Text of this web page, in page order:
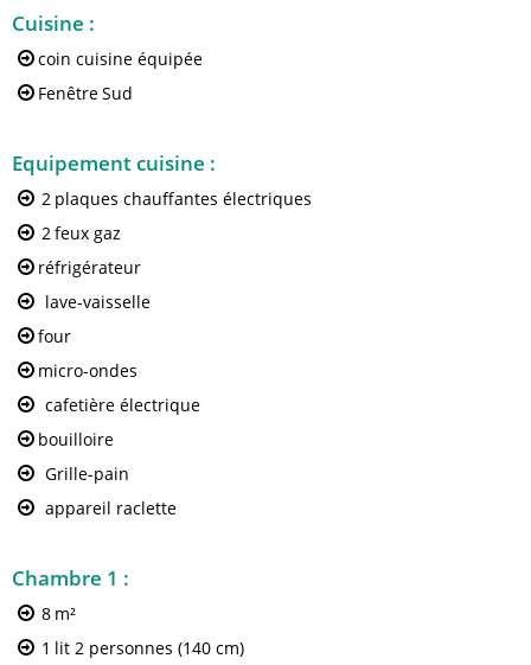
Cuisine :
coin cuisine équipée
FenêtreSud
Equipement cuisine :
2 plaques chauffantes électriques
2 feux gaz
réfrigérateur
lave-vaisselle
four
micro-ondes
cafetière électrique
bouilloire
Grille-pain
appareil raclette
Chambre 1 :
8 m²
1 lit 2 personnes (140 cm)